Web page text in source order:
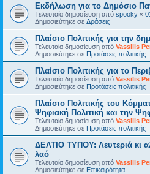
Εκδήλωση για το Δημόσιο
Τελευταία δημοσίευση από spooky «
Δημοσιεύτηκε σε Δράσεις
Πλαίσιο Πολιτικής για την
Τελευταία δημοσίευση από Vassilis
Δημοσιεύτηκε σε Προτάσεις πολιτικής
Πλαίσιο Πολιτικής για το
Τελευταία δημοσίευση από Vassilis
Δημοσιεύτηκε σε Προτάσεις πολιτικής
Πλαίσιο Πολιτικής του
Ψηφιακή Πολιτική και την
Τελευταία δημοσίευση από Vassilis
Δημοσιεύτηκε σε Προτάσεις πολιτικής
ΔΕΛΤΙΟ ΤΥΠΟΥ: Λευτεριά κι
λαό
Τελευταία δημοσίευση από Vassilis
Δημοσιεύτηκε σε Επικαιρότητα